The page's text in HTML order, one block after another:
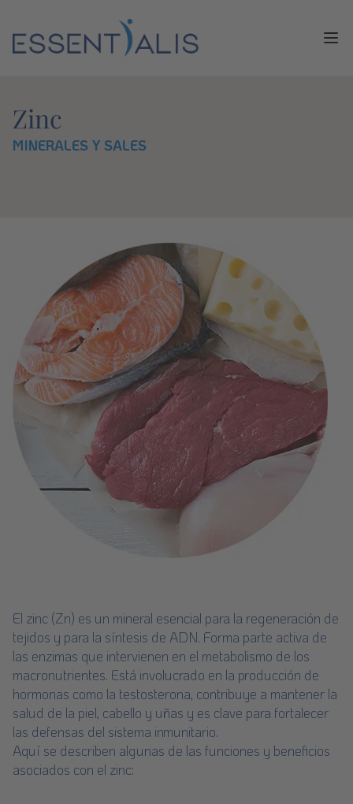
Zinc
MINERALES Y SALES
El zinc (Zn) es un mineral esencial para la regeneración de
tejidos y para la síntesis de ADN. Forma parte activa de
las enzimas que intervienen en el metabolismo de los
macronutrientes. Está involucrado en la producción de
hormonas como la testosterona, contribuye a mantener la
salud de la piel, cabello y uñas y es clave para fortalecer
las defensas del sistema inmunitario.
Aquí se describen algunas de las funciones y beneficios
asociados con el zinc: